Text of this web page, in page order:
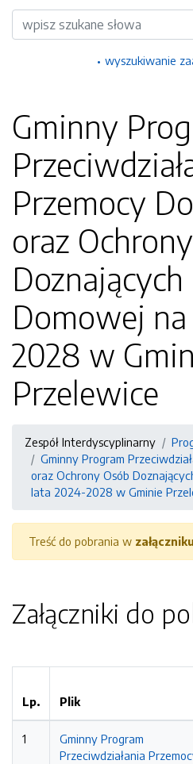
Wyszukiwarka
wyszukiwanie
Gminny
Przemocy
oraz
Domowej
2028 w
Przelewice
Zespół Interdyscyplinarny
Gminny Program
oraz Ochrony Osób
lata 2024-2028 w Gminie
Treść do pobrania w załączniku
Załączniki do
Lp. Plik
1
Gminny Program
Przeciwdziałania